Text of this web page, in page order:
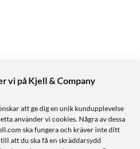
vi på Kjell & Company
att ge dig en unik kundupplevelse
använder vi cookies. Några av dessa
ska fungera och kräver inte ditt
att du ska få en skräddarsydd